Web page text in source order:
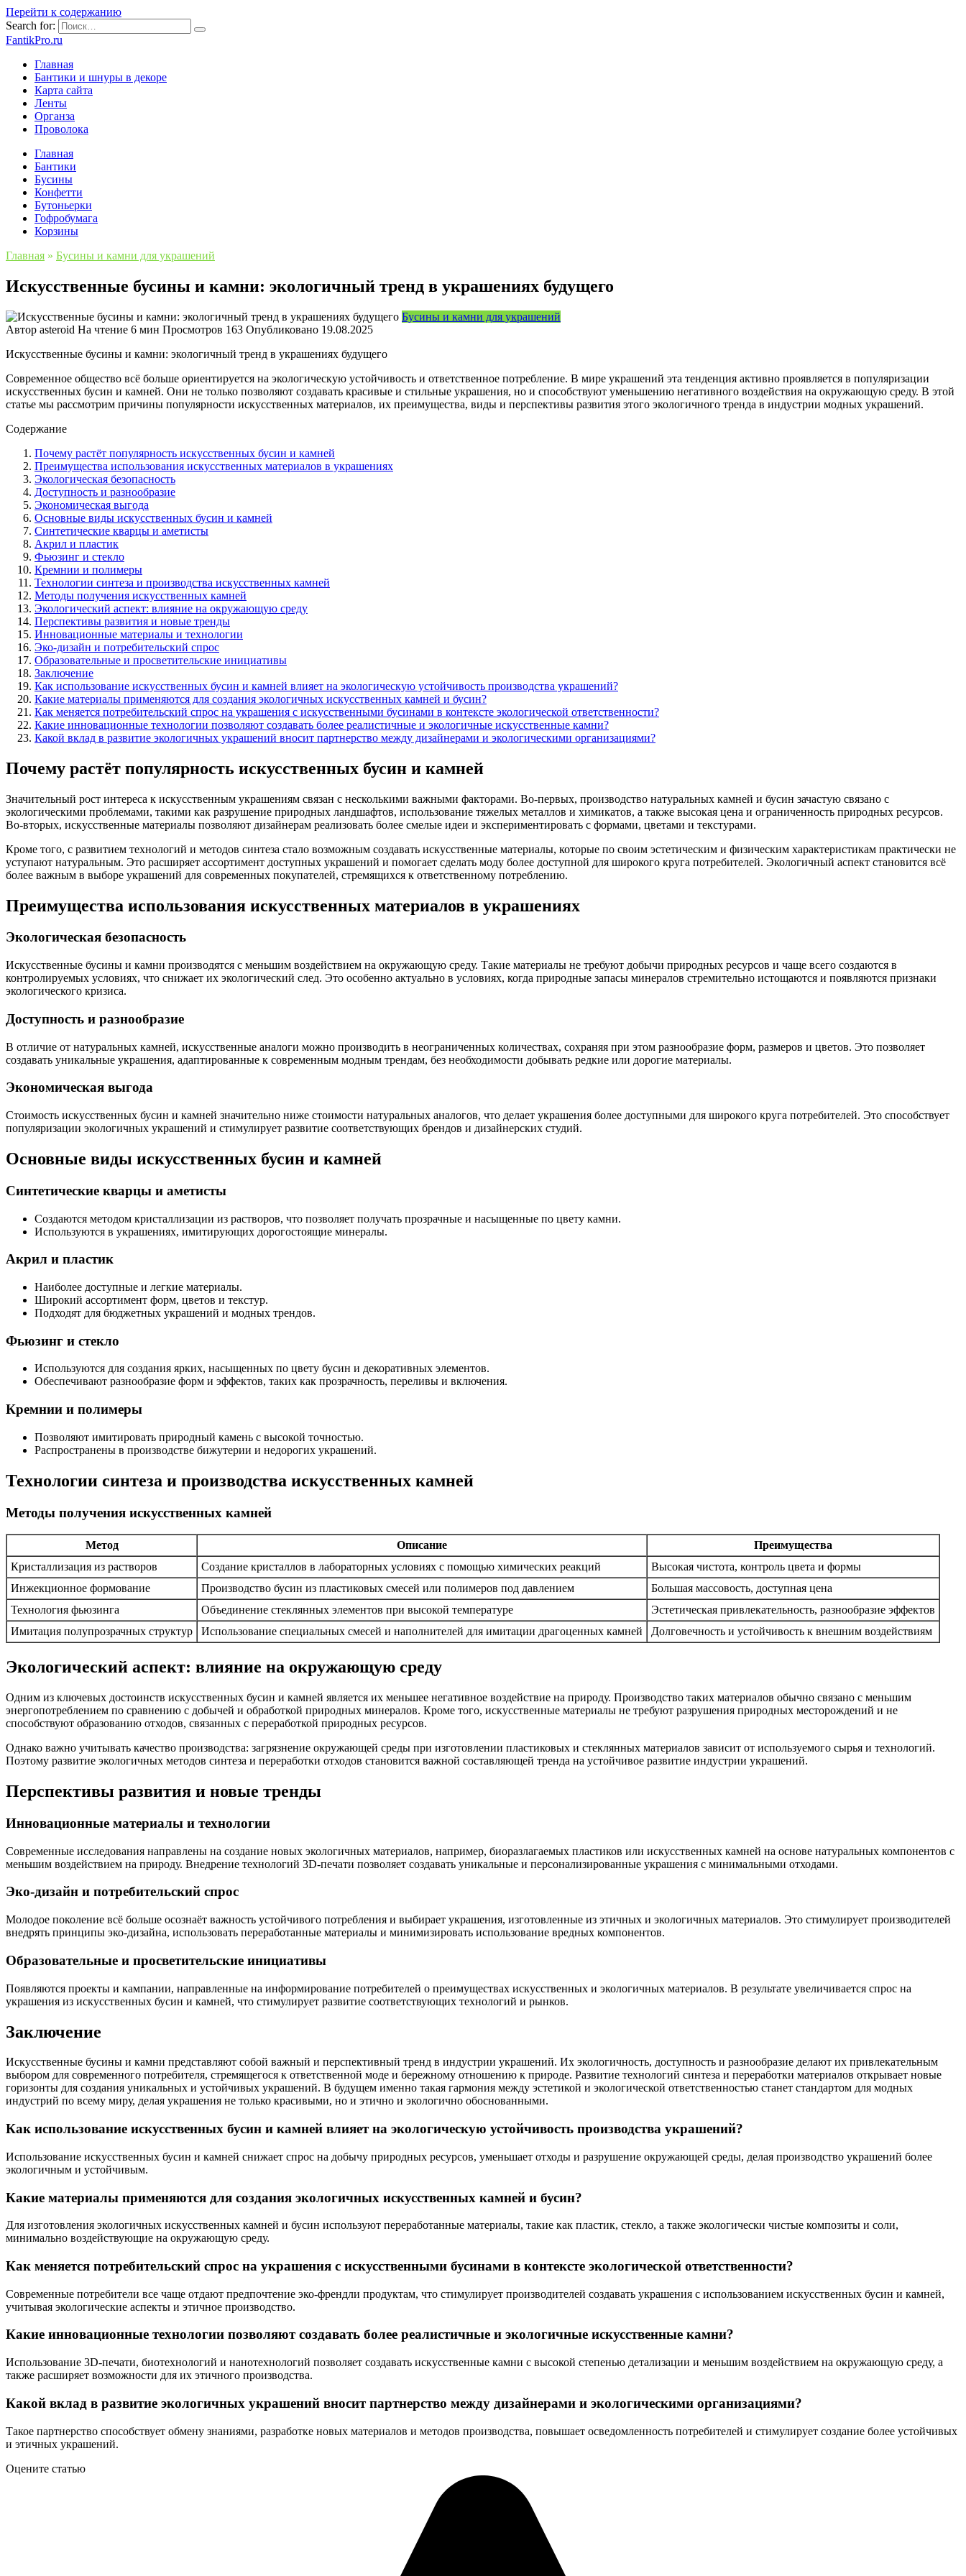
Перейти к содержанию
Search for:
FantikPro.ru
Главная
Бантики и шнуры в декоре
Карта сайта
Ленты
Органза
Проволока
Главная
Бантики
Бусины
Конфетти
Бутоньерки
Гофробумага
Корзины
Главная » Бусины и камни для украшений
Искусственные бусины и камни: экологичный тренд в украшениях будущего
Бусины и камни для украшений
Автор asteroid На чтение 6 мин Просмотров 163 Опубликовано 19.08.2025
Искусственные бусины и камни: экологичный тренд в украшениях будущего
Современное общество всё больше ориентируется на экологическую устойчивость и ответственное потребление. В мире украшений эта тенденция активно проявляется в популяризации
искусственных бусин и камней. Они не только позволяют создавать красивые и стильные украшения, но и способствуют уменьшению негативного воздействия на окружающую среду. В этой
статье мы рассмотрим причины популярности искусственных материалов, их преимущества, виды и перспективы развития этого экологичного тренда в индустрии модных украшений.
Содержание
Почему растёт популярность искусственных бусин и камней
Преимущества использования искусственных материалов в украшениях
Экологическая безопасность
Доступность и разнообразие
Экономическая выгода
Основные виды искусственных бусин и камней
Синтетические кварцы и аметисты
Акрил и пластик
Фьюзинг и стекло
Кремнии и полимеры
Технологии синтеза и производства искусственных камней
Методы получения искусственных камней
Экологический аспект: влияние на окружающую среду
Перспективы развития и новые тренды
Инновационные материалы и технологии
Эко-дизайн и потребительский спрос
Образовательные и просветительские инициативы
Заключение
Как использование искусственных бусин и камней влияет на экологическую устойчивость производства украшений?
Какие материалы применяются для создания экологичных искусственных камней и бусин?
Как меняется потребительский спрос на украшения с искусственными бусинами в контексте экологической ответственности?
Какие инновационные технологии позволяют создавать более реалистичные и экологичные искусственные камни?
Какой вклад в развитие экологичных украшений вносит партнерство между дизайнерами и экологическими организациями?
Почему растёт популярность искусственных бусин и камней
Значительный рост интереса к искусственным украшениям связан с несколькими важными факторами. Во-первых, производство натуральных камней и бусин зачастую связано с
экологическими проблемами, такими как разрушение природных ландшафтов, использование тяжелых металлов и химикатов, а также высокая цена и ограниченность природных ресурсов.
Во-вторых, искусственные материалы позволяют дизайнерам реализовать более смелые идеи и экспериментировать с формами, цветами и текстурами.
Кроме того, с развитием технологий и методов синтеза стало возможным создавать искусственные материалы, которые по своим эстетическим и физическим характеристикам практически не
уступают натуральным. Это расширяет ассортимент доступных украшений и помогает сделать моду более доступной для широкого круга потребителей. Экологичный аспект становится всё
более важным в выборе украшений для современных покупателей, стремящихся к ответственному потреблению.
Преимущества использования искусственных материалов в украшениях
Экологическая безопасность
Искусственные бусины и камни производятся с меньшим воздействием на окружающую среду. Такие материалы не требуют добычи природных ресурсов и чаще всего создаются в
контролируемых условиях, что снижает их экологический след. Это особенно актуально в условиях, когда природные запасы минералов стремительно истощаются и появляются признаки
экологического кризиса.
Доступность и разнообразие
В отличие от натуральных камней, искусственные аналоги можно производить в неограниченных количествах, сохраняя при этом разнообразие форм, размеров и цветов. Это позволяет
создавать уникальные украшения, адаптированные к современным модным трендам, без необходимости добывать редкие или дорогие материалы.
Экономическая выгода
Стоимость искусственных бусин и камней значительно ниже стоимости натуральных аналогов, что делает украшения более доступными для широкого круга потребителей. Это способствует
популяризации экологичных украшений и стимулирует развитие соответствующих брендов и дизайнерских студий.
Основные виды искусственных бусин и камней
Синтетические кварцы и аметисты
Создаются методом кристаллизации из растворов, что позволяет получать прозрачные и насыщенные по цвету камни.
Используются в украшениях, имитирующих дорогостоящие минералы.
Акрил и пластик
Наиболее доступные и легкие материалы.
Широкий ассортимент форм, цветов и текстур.
Подходят для бюджетных украшений и модных трендов.
Фьюзинг и стекло
Используются для создания ярких, насыщенных по цвету бусин и декоративных элементов.
Обеспечивают разнообразие форм и эффектов, таких как прозрачность, переливы и включения.
Кремнии и полимеры
Позволяют имитировать природный камень с высокой точностью.
Распространены в производстве бижутерии и недорогих украшений.
Технологии синтеза и производства искусственных камней
Методы получения искусственных камней
Метод Описание
Преимущества
Кристаллизация из растворов
Создание кристаллов в лабораторных условиях с помощью химических реакций
Высокая чистота, контроль цвета и формы
Инжекционное формование
Производство бусин из пластиковых смесей или полимеров под давлением
Большая массовость, доступная цена
Технология фьюзинга
Объединение стеклянных элементов при высокой температуре
Эстетическая привлекательность, разнообразие эффектов
Имитация полупрозрачных структур
Использование специальных смесей и наполнителей для имитации драгоценных камней Долговечность и устойчивость к внешним воздействиям
Экологический аспект: влияние на окружающую среду
Одним из ключевых достоинств искусственных бусин и камней является их меньшее негативное воздействие на природу. Производство таких материалов обычно связано с меньшим
энергопотреблением по сравнению с добычей и обработкой природных минералов. Кроме того, искусственные материалы не требуют разрушения природных месторождений и не
способствуют образованию отходов, связанных с переработкой природных ресурсов.
Однако важно учитывать качество производства: загрязнение окружающей среды при изготовлении пластиковых и стеклянных материалов зависит от используемого сырья и технологий.
Поэтому развитие экологичных методов синтеза и переработки отходов становится важной составляющей тренда на устойчивое развитие индустрии украшений.
Перспективы развития и новые тренды
Инновационные материалы и технологии
Современные исследования направлены на создание новых экологичных материалов, например, биоразлагаемых пластиков или искусственных камней на основе натуральных компонентов с
меньшим воздействием на природу. Внедрение технологий 3D-печати позволяет создавать уникальные и персонализированные украшения с минимальными отходами.
Эко-дизайн и потребительский спрос
Молодое поколение всё больше осознаёт важность устойчивого потребления и выбирает украшения, изготовленные из этичных и экологичных материалов. Это стимулирует производителей
внедрять принципы эко-дизайна, использовать переработанные материалы и минимизировать использование вредных компонентов.
Образовательные и просветительские инициативы
Появляются проекты и кампании, направленные на информирование потребителей о преимуществах искусственных и экологичных материалов. В результате увеличивается спрос на
украшения из искусственных бусин и камней, что стимулирует развитие соответствующих технологий и рынков.
Заключение
Искусственные бусины и камни представляют собой важный и перспективный тренд в индустрии украшений. Их экологичность, доступность и разнообразие делают их привлекательным
выбором для современного потребителя, стремящегося к ответственной моде и бережному отношению к природе. Развитие технологий синтеза и переработки материалов открывает новые
горизонты для создания уникальных и устойчивых украшений. В будущем именно такая гармония между эстетикой и экологической ответственностью станет стандартом для модных
индустрий по всему миру, делая украшения не только красивыми, но и этично и экологично обоснованными.
Как использование искусственных бусин и камней влияет на экологическую устойчивость производства украшений?
Использование искусственных бусин и камней снижает спрос на добычу природных ресурсов, уменьшает отходы и разрушение окружающей среды, делая производство украшений более
экологичным и устойчивым.
Какие материалы применяются для создания экологичных искусственных камней и бусин?
Для изготовления экологичных искусственных камней и бусин используют переработанные материалы, такие как пластик, стекло, а также экологически чистые композиты и соли,
минимально воздействующие на окружающую среду.
Как меняется потребительский спрос на украшения с искусственными бусинами в контексте экологической ответственности?
Современные потребители все чаще отдают предпочтение эко-френдли продуктам, что стимулирует производителей создавать украшения с использованием искусственных бусин и камней,
учитывая экологические аспекты и этичное производство.
Какие инновационные технологии позволяют создавать более реалистичные и экологичные искусственные камни?
Использование 3D-печати, биотехнологий и нанотехнологий позволяет создавать искусственные камни с высокой степенью детализации и меньшим воздействием на окружающую среду, а
также расширяет возможности для их этичного производства.
Какой вклад в развитие экологичных украшений вносит партнерство между дизайнерами и экологическими организациями?
Такое партнерство способствует обмену знаниями, разработке новых материалов и методов производства, повышает осведомленность потребителей и стимулирует создание более устойчивых
и этичных украшений.
Оцените статью